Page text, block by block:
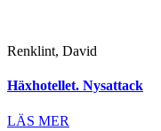
Renklint, David
Häxhotellet. Nysattack
LÄS MER